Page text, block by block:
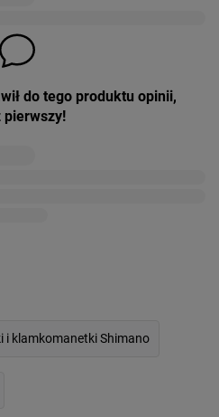
do tego produktu opinii,
pierwszy!
i klamkomanetki Shimano